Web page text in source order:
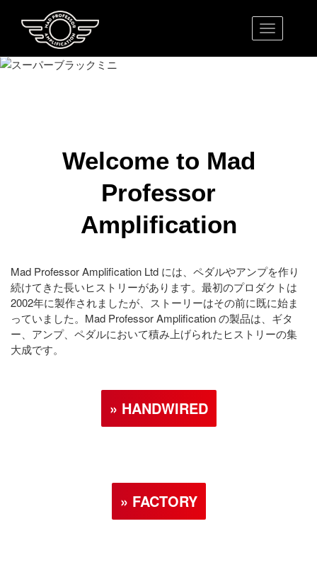
Toggle
Welcome to Mad
Professor
Amplification
Mad Professor Amplification Ltd には、ペダルやアンプを作り
続けてきた長いヒストリーがあります。最初のプロダクトは
2002年に製作されましたが、ストーリーはその前に既に始ま
っていました。Mad Professor Amplification の製品は、ギタ
ー、アンプ、ペダルにおいて積み上げられたヒストリーの集
大成です。
» HANDWIRED
» FACTORY